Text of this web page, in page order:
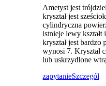
Ametyst jest
kryształ jest
cylindryczna
istnieje lewy kształt
kryształ jest bardzo
wynosi 7. Kryształ
lub uskrzydlone
zapytanieSzczegół